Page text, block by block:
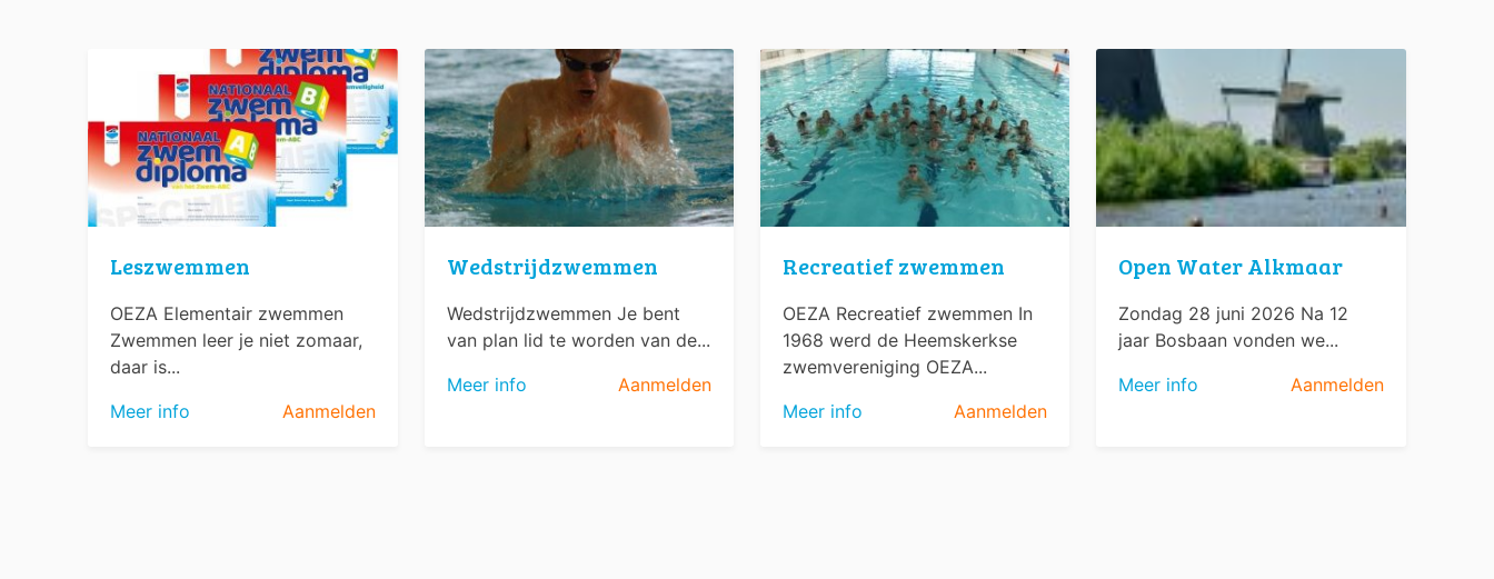
Leszwemmen
OEZA Elementair zwemmen
Zwemmen leer je niet zomaar,
daar is...
Meer info
Aanmelden
Wedstrijdzwemmen
Wedstrijdzwemmen Je bent
van plan lid te worden van de...
Meer info
Aanmelden
Recreatief zwemmen
OEZA Recreatief zwemmen In
1968 werd de Heemskerkse
zwemvereniging OEZA...
Meer info
Aanmelden
Open Water Alkmaar
Zondag 28 juni 2026 Na 12
jaar Bosbaan vonden we...
Meer info
Aanmelden